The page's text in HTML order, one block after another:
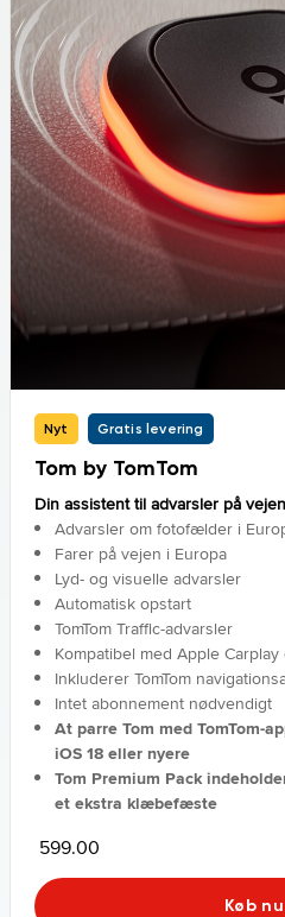
Nyt Gratis levering
Tom by TomTom
Din assistent til advarsler på vejen
Advarsler om fotofælder i
Farer på vejen i Europa
Lyd- og visuelle advarsler
Automatisk opstart
TomTom Traffic-advarsler
Kompatibel med Apple
Inkluderer TomTom
Intet abonnement nødvendigt
At parre Tom med TomTom-
iOS 18 eller nyere
Tom Premium Pack
et ekstra klæbefæste
599.00
Køb nu